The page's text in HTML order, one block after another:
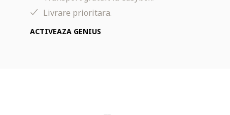
Livrare prioritara.
ACTIVEAZA GENIUS